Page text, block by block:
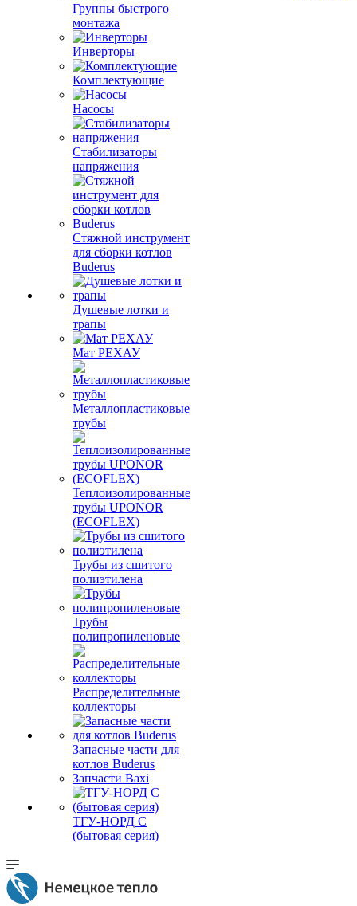
Группы быстрого
монтажа
Инверторы
Комплектующие
Насосы
Стабилизаторы
напряжения
Стяжной инструмент
для сборки котлов
Buderus
Душевые лотки и
трапы
Мат РЕХАУ
Металлопластиковые
трубы
Теплоизолированные
трубы UPONOR
(ECOFLEX)
Трубы из сшитого
полиэтилена
Трубы
полипропиленовые
Распределительные
коллекторы
Запасные части для
котлов Buderus
Запчасти Baxi
ТГУ-НОРД С
(бытовая серия)